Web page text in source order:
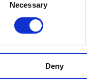
Necessary
Deny